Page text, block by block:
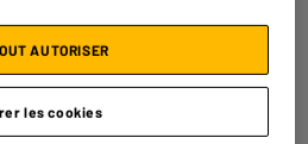
les cookies
AUTORISER